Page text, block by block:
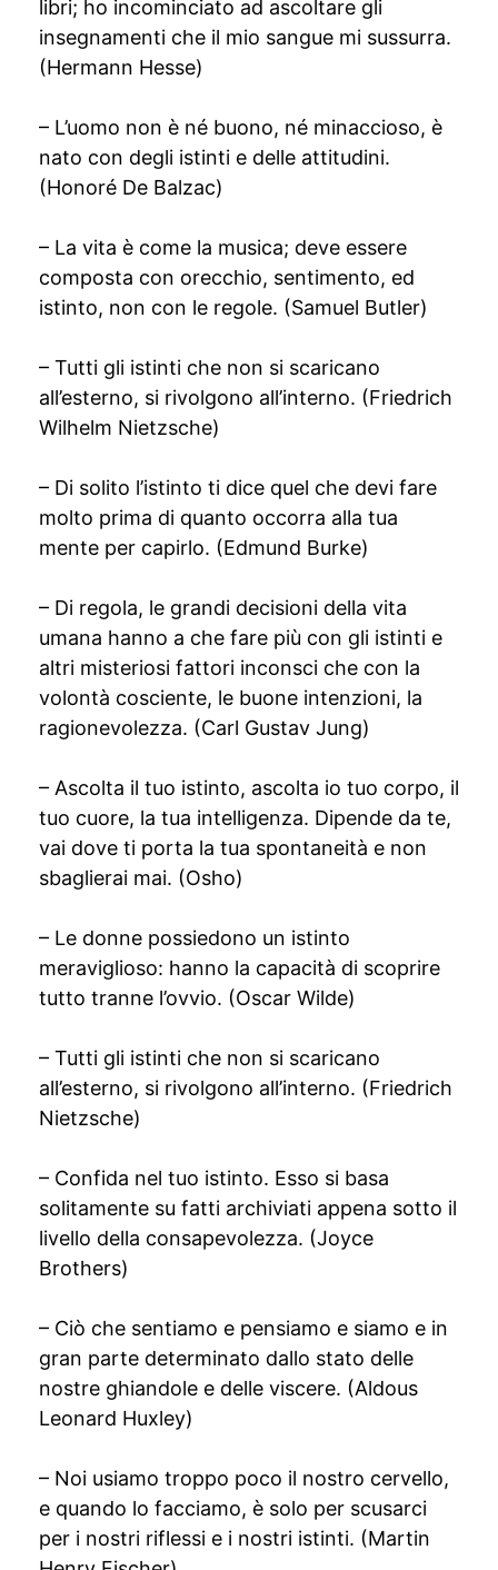
libri; ho incominciato ad ascoltare gli
insegnamenti che il mio sangue mi sussurra.
(Hermann Hesse)
– L’uomo non è né buono, né minaccioso, è
nato con degli istinti e delle attitudini.
(Honoré De Balzac)
– La vita è come la musica; deve essere
composta con orecchio, sentimento, ed
istinto, non con le regole. (Samuel Butler)
– Tutti gli istinti che non si scaricano
all’esterno, si rivolgono all’interno. (Friedrich
Wilhelm Nietzsche)
– Di solito l’istinto ti dice quel che devi fare
molto prima di quanto occorra alla tua
mente per capirlo. (Edmund Burke)
– Di regola, le grandi decisioni della vita
umana hanno a che fare più con gli istinti e
altri misteriosi fattori inconsci che con la
volontà cosciente, le buone intenzioni, la
ragionevolezza. (Carl Gustav Jung)
– Ascolta il tuo istinto, ascolta io tuo corpo, il
tuo cuore, la tua intelligenza. Dipende da te,
vai dove ti porta la tua spontaneità e non
sbaglierai mai. (Osho)
– Le donne possiedono un istinto
meraviglioso: hanno la capacità di scoprire
tutto tranne l’ovvio. (Oscar Wilde)
– Tutti gli istinti che non si scaricano
all’esterno, si rivolgono all’interno. (Friedrich
Nietzsche)
– Confida nel tuo istinto. Esso si basa
solitamente su fatti archiviati appena sotto il
livello della consapevolezza. (Joyce
Brothers)
– Ciò che sentiamo e pensiamo e siamo e in
gran parte determinato dallo stato delle
nostre ghiandole e delle viscere. (Aldous
Leonard Huxley)
– Noi usiamo troppo poco il nostro cervello,
e quando lo facciamo, è solo per scusarci
per i nostri riflessi e i nostri istinti. (Martin